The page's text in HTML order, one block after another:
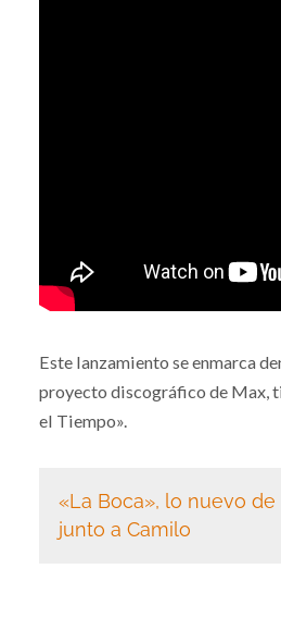
Este lanzamiento se enmarca
proyecto discográfico de Max,
el Tiempo».
«La Boca», lo nuevo de
junto a Camilo